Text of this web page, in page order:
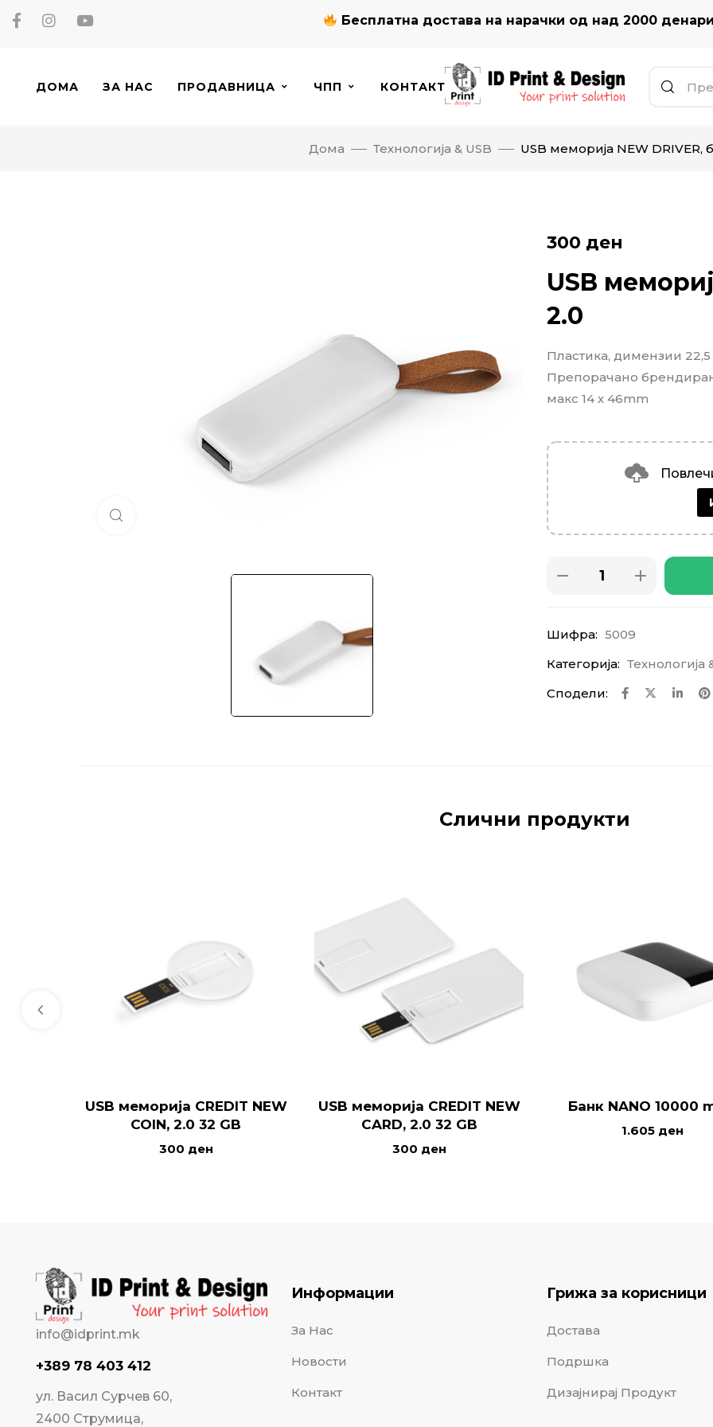
Бесплатна достава на нарачки од над 2000 денари
ДОМА ЗА НАС ПРОДАВНИЦА ЧПП КОНТАКТ
Дома Технологија & USB USB меморија NEW DRIVER,
300 ден
USB
2.0
Пластика, димензии 22,5
Препорачано
макс 14 х 46mm
Шифра: 5009
Категорија: Технологија
Сподели:
Слични продукти
USB меморија CREDIT NEW
COIN, 2.0 32 GB
300 ден
USB меморија CREDIT NEW
CARD, 2.0 32 GB
300 ден
Банк NANO 10000
1.605 ден
info@idprint.mk
+389 78 403 412
ул. Васил Сурчев 60,
2400 Струмица,
Информации
За Нас
Новости
Контакт
Грижа за корисници
Достава
Подршка
Дизајнирај Продукт